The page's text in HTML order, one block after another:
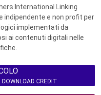
International Linking
indipendente e non profit per
implementati da
ai contenuti digitali nelle
CREDIT